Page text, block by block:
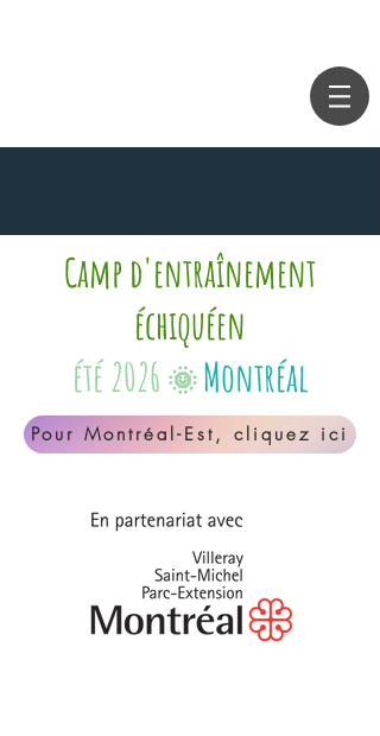
Camp d'entraînement
échiquéen
été 2026 🌞Montréal
Pour Montréal-Est, cliquez ici